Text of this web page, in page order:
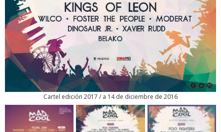
Cartel edición 2017 / a 14 de diciembre de 2016